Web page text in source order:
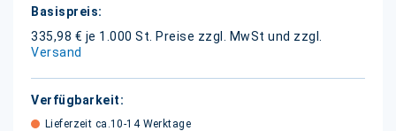
Weitere
Informationen
335,98 € je 1.000 St.
Preise zzgl. MwSt und zzgl.
Versand
Lieferzeit ca.10-14 Werktage